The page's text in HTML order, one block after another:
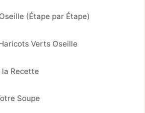
(Étape par Étape)
Verts Oseille
Recette
Soupe